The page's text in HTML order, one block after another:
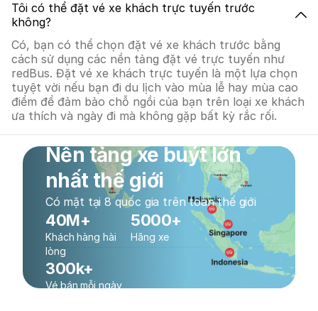
Tôi có thể đặt vé xe khách trực tuyến trước
không?
Có, bạn có thể chọn đặt vé xe khách trước bằng
cách sử dụng các nền tảng đặt vé trực tuyến như
redBus. Đặt vé xe khách trực tuyến là một lựa chọn
tuyệt vời nếu bạn đi du lịch vào mùa lễ hay mùa cao
điểm để đảm bảo chỗ ngồi của bạn trên loại xe khách
ưa thích và ngày đi mà không gặp bất kỳ rắc rối.
Nền tảng xe buýt lớn
nhất thế giới
Có mặt tại 8 quốc gia trên toàn thế giới
40M+
Khách hàng hài
lòng
5000+
Hãng xe
300k+
Vé bán mỗi ngày